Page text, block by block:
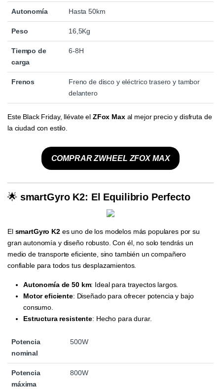
Autonomía Hasta 50km
Peso 16,5Kg
Tiempo de
carga
6-8H
Frenos
Freno de disco y eléctrico trasero y tambor
delantero
Este Black Friday, llévate el ZFox Maxal mejor precio y disfruta de
la ciudad con estilo.
COMPRAR ZWHEEL ZFOX MAX
🌟 smartGyro K2: El Equilibrio Perfecto
El smartGyro K2es uno de los modelos más populares por su
gran autonomía y diseño robusto. Con él, no solo tendrás un
medio de transporte eficiente, sino también un compañero
confiable para todos tus desplazamientos.
Autonomía de 50 km: Ideal para trayectos largos.
Motor eficiente: Diseñado para ofrecer potencia y bajo
consumo.
Estructura resistente: Hecho para durar.
Potencia
nominal
500W
Potencia
máxima
800W